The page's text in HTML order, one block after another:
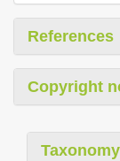
References
Copyright
Taxonomy